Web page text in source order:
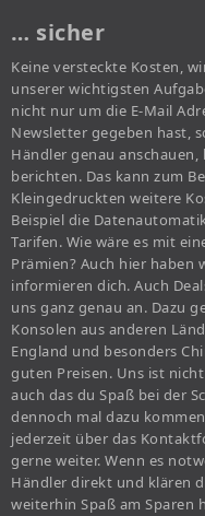
… sicher
Keine versteckte Kosten,
unserer wichtigsten
nicht nur um die E-Mail
Newsletter gegeben hast,
Händler genau
berichten. Das kann zum
Kleingedruckten weitere
Beispiel die
Tarifen. Wie wäre es mit
Prämien? Auch hier haben
informieren dich. Auch
uns ganz genau an. Dazu
Konsolen aus anderen
England und besonders
guten Preisen. Uns ist
auch das du Spaß bei der
dennoch mal dazu
jederzeit über das
gerne weiter. Wenn es
Händler direkt und klären
weiterhin Spaß am Sparen